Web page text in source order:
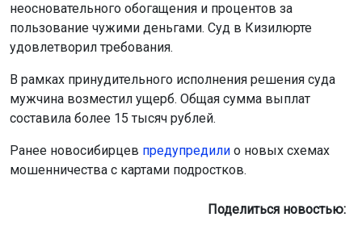
неосновательного обогащения и процентов за
пользование чужими деньгами. Суд в Кизилюрте
удовлетворил требования.
В рамках принудительного исполнения решения суда
мужчина возместил ущерб. Общая сумма выплат
составила более 15 тысяч рублей.
Ранее новосибирцев предупредили о новых схемах
мошенничества с картами подростков.
Поделиться новостью: